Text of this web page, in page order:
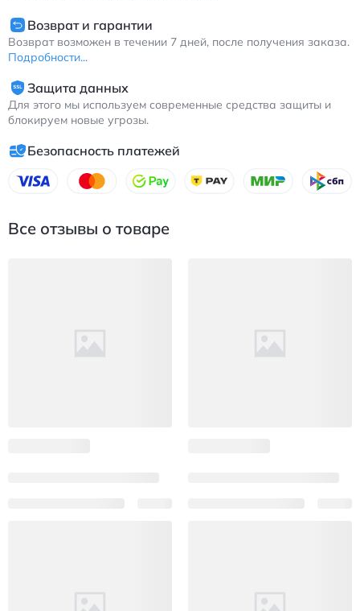
Возврат и гарантии
Возврат возможен в течении 7 дней, после получения заказа.
Подробности...
Защита данных
Для этого мы используем современные средства защиты и
блокируем новые угрозы.
Безопасность платежей
Все отзывы о товаре